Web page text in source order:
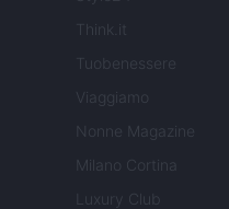
Think.it
Tuobenessere
Viaggiamo
Nonne Magazine
Milano Cortina
Luxury Club